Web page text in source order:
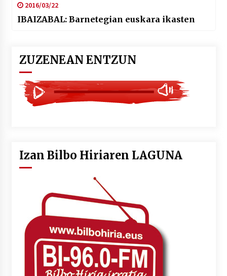
2016/03/22
IBAIZABAL: Barnetegian euskara ikasten
ZUZENEAN ENTZUN
Izan Bilbo Hiriaren LAGUNA